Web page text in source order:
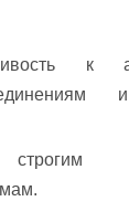
к
строгим